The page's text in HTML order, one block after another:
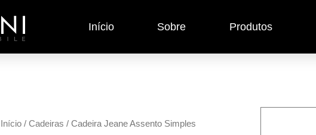
Início Sobre Produtos
Início / Cadeiras / Cadeira Jeane Assento Simples